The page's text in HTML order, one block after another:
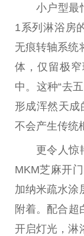
小户型最
1系列淋浴房
无痕转轴系统
体，仅留极
中。这种“去
形成浑然天
不会产生传统
更令人惊
MKM芝麻开
加纳米疏水涂
附着。配合超
开启灯光，淋